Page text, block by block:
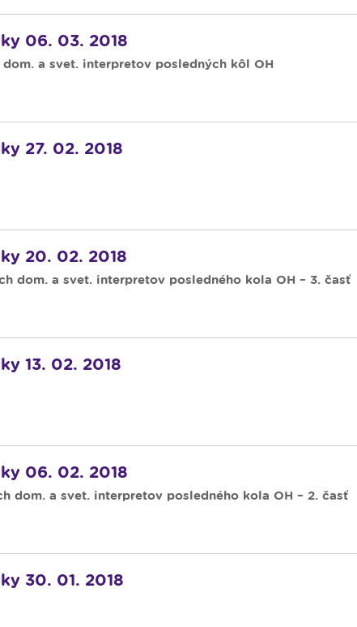
06. 03. 2018
a svet. interpretov posledných kôl OH
27. 02. 2018
20. 02. 2018
dom. a svet. interpretov posledného kola OH – 3. časť
13. 02. 2018
06. 02. 2018
dom. a svet. interpretov posledného kola OH – 2. časť
30. 01. 2018